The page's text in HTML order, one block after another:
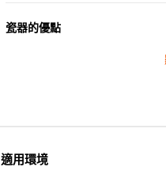
瓷器的優點
• 耐熱性極佳，適用於微波爐
• 即使經常使用亦不會容易吸取
適用環境